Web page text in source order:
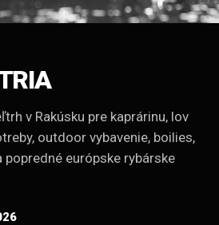
v Rakúsku pre kaprárinu, lov
outdoor vybavenie, boilies,
popredné európske rybárske